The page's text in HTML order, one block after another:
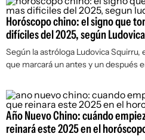
Horóscopo chino: el signo que
difíciles del 2025, según
Según la astróloga Ludovica Squirru,
que marcará un antes y un después
Año Nuevo Chino: cuándo
reinará este 2025 en el